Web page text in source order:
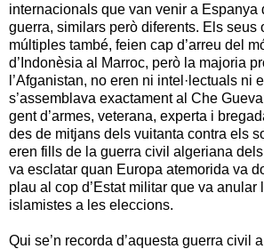
internacionals que van venir a Espanya
guerra, similars però diferents. Els seus
múltiples també, feien cap d’arreu del
d’Indonèsia al Marroc, però la majoria
l’Afganistan, no eren ni intel·lectuals ni
s’assemblava exactament al Che
gent d’armes, veterana, experta i
des de mitjans dels vuitanta contra els
eren fills de la guerra civil algeriana
va esclatar quan Europa atemorida va
plau al cop d’Estat militar que va anular
islamistes a les eleccions.
Qui se’n recorda d’aquesta guerra civil